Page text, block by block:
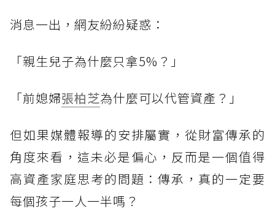
消息一出，網友紛紛疑惑：
「親生兒子為什麼只拿5%？」
「前媳婦張柏芝為什麼可以代管資產？」
但如果媒體報導的安排屬實，從財富傳承的
角度來看，這未必是偏心，反而是一個值得
高資產家庭思考的問題：傳承，真的一定要
每個孩子一人一半嗎？